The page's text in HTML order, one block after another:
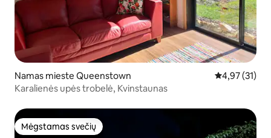
Namas mieste Queenstown Vidutinis
4,97 (31)
Karalienės upės trobelė, Kvinstaunas
Mėgstamas svečių
Mėgstamas svečių